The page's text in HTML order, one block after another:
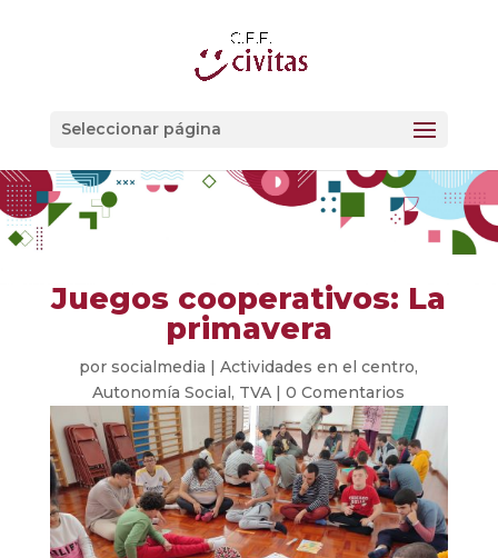
Seleccionar página
Juegos cooperativos: La
primavera
porsocialmedia |Actividades en el centro,
Autonomía Social, TVA |0 Comentarios